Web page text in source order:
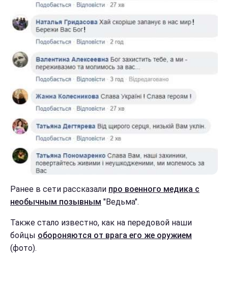
Ранее в сети рассказали про военного медика с
необычным позывным "Ведьма".
Также стало известно, как на передовой наши
бойцы обороняются от врага его же оружием
(фото).